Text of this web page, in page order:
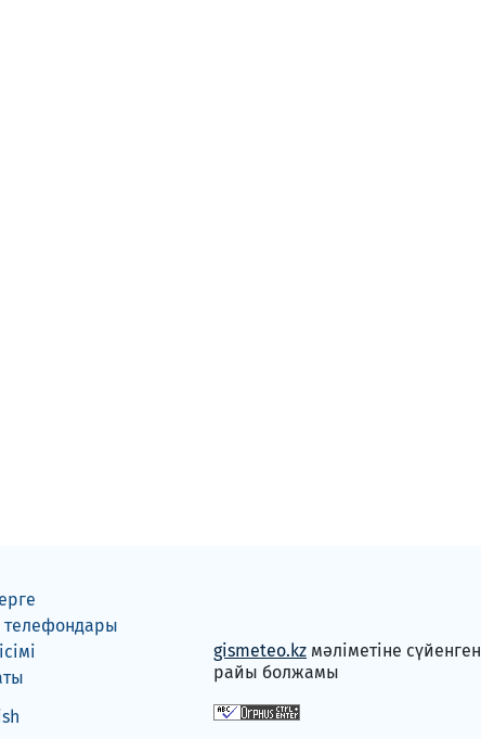
gismeteo.kz мәліметіне
райы болжамы